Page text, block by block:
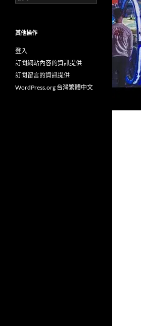
尋
字:
其他操作
登入
訂閱網站內容的資訊提供
訂閱留言的資訊提供
WordPress.org 台灣繁體中文